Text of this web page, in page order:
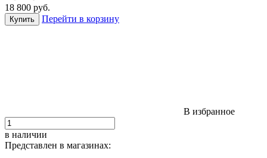
18 800 руб.
Перейти в корзину
В избранное
в наличии
Представлен в магазинах: